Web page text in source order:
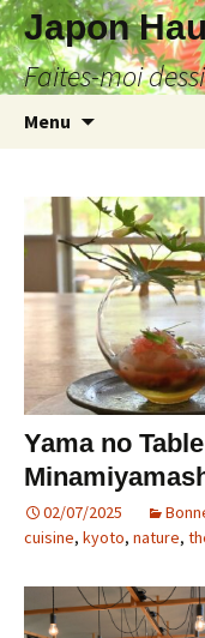
Japon
Faites-moi
Menu
Yama no
02/07/2025
cuisine, kyoto, nature,